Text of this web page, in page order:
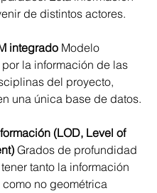
de distintos actores.
integrado Modelo
la información de las
del proyecto,
una única base de datos.
Grados de profundidad
tanto la información
no geométrica